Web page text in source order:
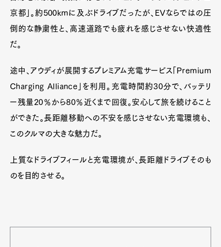
京都」。約500kmに及ぶドライブだったが、EVならではの圧
倒的な静粛性と、高速道路でも疲れを感じさせない快適性
だ。
途中、アウディが展開するプレミアム充電サービス「Premium
Charging Alliance」を利用。充電時間約30分で、バッテリ
ー残量20％から80％近くまで回復。安心して旅を続けること
ができた。長距離移動への不安を感じさせない充電環境も、
このクルマの大きな魅力だ。
上質なドライブフィールと充電環境が、長距離ドライブそのも
のを目的させる。